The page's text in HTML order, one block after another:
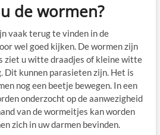
de wormen?
vaak terug te vinden in de
wel goed kijken. De wormen zijn
ziet u witte draadjes of kleine witte
Dit kunnen parasieten zijn. Het is
nog een beetje bewegen. In een
onderzocht op de aanwezigheid
van de wormeitjes kan worden
zich in uw darmen bevinden.